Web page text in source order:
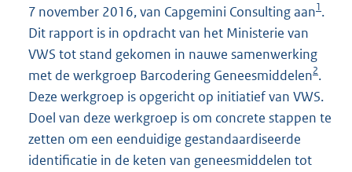
7 november 2016, van Capgemini Consulting aan1.
Dit rapport is in opdracht van het Ministerie van
VWS tot stand gekomen in nauwe samenwerking
met de werkgroep Barcodering Geneesmiddelen2.
Deze werkgroep is opgericht op initiatief van VWS.
Doel van deze werkgroep is om concrete stappen te
zetten om een eenduidige gestandaardiseerde
identificatie in de keten van geneesmiddelen tot